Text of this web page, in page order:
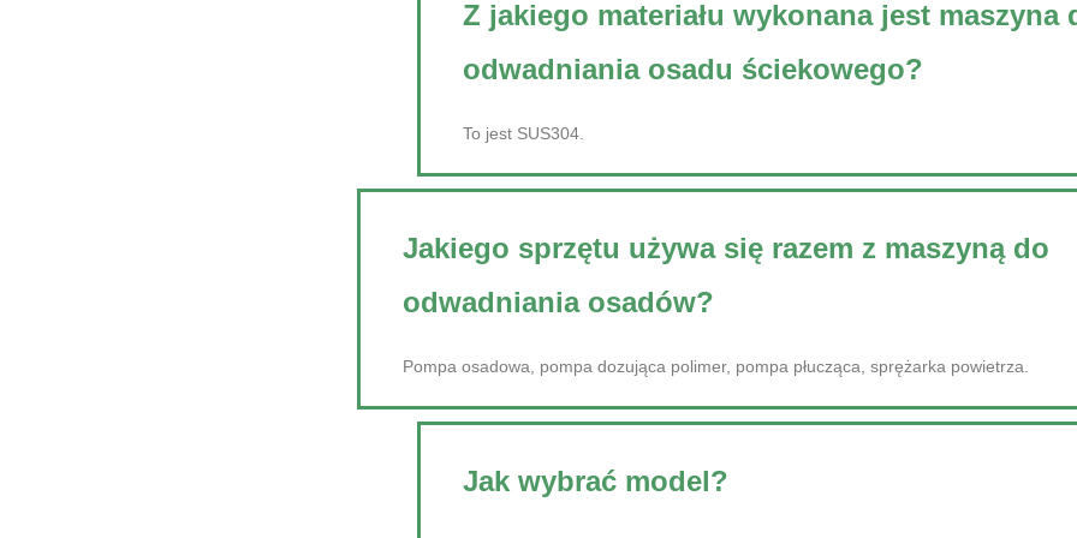
Z jakiego materiału wykonana jest maszyna
odwadniania osadu ściekowego?
To jest SUS304.
Jakiego sprzętu używa się razem z maszyną do
odwadniania osadów?
Pompa osadowa, pompa dozująca polimer, pompa płucząca, sprężarka powietrza.
Jak wybrać model?